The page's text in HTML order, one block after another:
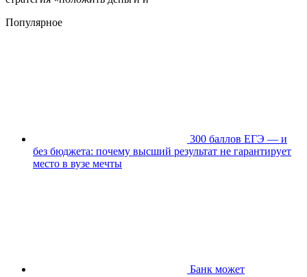
Популярное
300 баллов ЕГЭ — и
без бюджета: почему высший результат не гарантирует
место в вузе мечты
Банк может